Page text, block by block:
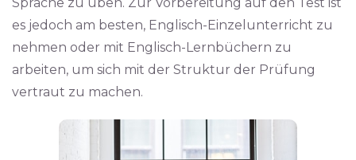
es jedoch am besten, Englisch-Einzelunterricht zu
nehmen oder mit Englisch-Lernbüchern zu
arbeiten, um sich mit der Struktur der Prüfung
vertraut zu machen.